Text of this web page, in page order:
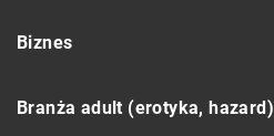
Biznes
Branża adult (erotyka, hazard)